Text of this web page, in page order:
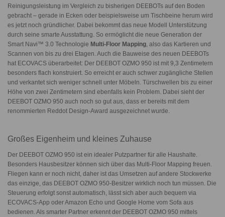
Reinigungsleistung im Vergleich zu bisherigen DEEBOTs auf den Boden
gebracht – gerade in Ecken oder beispielsweise um Tischbeine herum wird
es jetzt noch gründlicher. Dabei bekommt das neue Modell Unterstützung
durch seine smarte Ausstattung. So ermöglicht die neue Generation der
Smart Navi™ 3.0 Technologie Multi-Floor Mapping, also das Kartieren und
Scannen von bis zu drei Etagen. Auch die Bauweise des neuen DEEBOTs
hat ECOVACS überarbeitet: Der DEEBOT OZMO 950 ist mit 9,3 Zentimetern
besonders flach konstruiert. So erreicht er auch schwer zugängliche Stellen
und verkantet sich weniger schnell unter Möbeln. Türschwellen bis zu einer
Höhe von zwei Zentimetern sind ebenfalls kein Problem. Dabei sieht der
DEEBOT OZMO 950 auch noch so gut aus, dass er bereits mit dem
renommierten Reddot Design-Award ausgezeichnet wurde.
Großes Eigenheim und kleines Zuhause
Der DEEBOT OZMO 950 ist ein idealer Putzpartner für alle Haushalte.
Besonders Hausbesitzer können sich über das Multi-Floor Mapping freuen.
Fliegen kann er noch nicht, daher ist das Umsetzen auf andere Stockwerke
das einzige, das DEEBOT OZMO 950-Besitzer wirklich noch tun müssen. Die
Steuerung erfolgt sonst automatisch, lässt sich aber auch bequem via
ECOVACS-App oder Amazon Echo und Google Home vom Sofa aus
bedienen. Als smarter Partner erkennt der DEEBOT OZMO 950 mittels